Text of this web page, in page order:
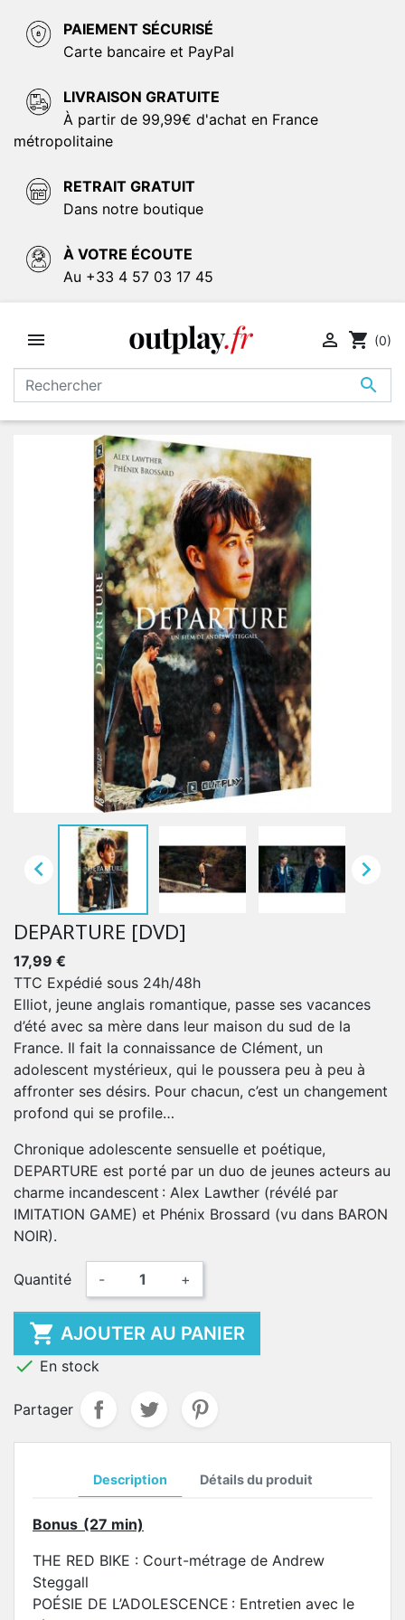
PAIEMENT SÉCURISÉ
Carte bancaire et PayPal
LIVRAISON GRATUITE
À partir de 99,99€ d'achat en France
métropolitaine
RETRAIT GRATUIT
Dans notre boutique
À VOTRE ÉCOUTE
Au +33 4 57 03 17 45


 shopping_cart (0)
 
DEPARTURE [DVD]
17,99 €
TTC Expédié sous 24h/48h
Elliot, jeune anglais romantique, passe ses vacances
d’été avec sa mère dans leur maison du sud de la
France. Il fait la connaissance de Clément, un
adolescent mystérieux, qui le poussera peu à peu à
affronter ses désirs. Pour chacun, c’est un changement
profond qui se profile…
Chronique adolescente sensuelle et poétique,
DEPARTURE est porté par un duo de jeunes acteurs au
charme incandescent : Alex Lawther (révélé par
IMITATION GAME) et Phénix Brossard (vu dans BARON
NOIR).
Quantité - +
 AJOUTER AU PANIER
 En stock
Partager
Description Détails du produit
Bonus (27 min)
THE RED BIKE : Court-métrage de Andrew
Steggall
POÉSIE DE L’ADOLESCENCE : Entretien avec le